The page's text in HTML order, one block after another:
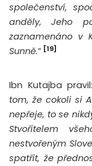
společenství,
anděly, Jeho
zaznamenáno v
Sunně.“ [19]
Ibn Kutajba
tom, že cokoli si
nepřeje, to se
Stvořitelem
nestvořeným
spatřit, že